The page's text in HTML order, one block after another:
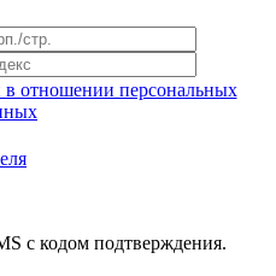
в отношении персональных
с кодом подтверждения.